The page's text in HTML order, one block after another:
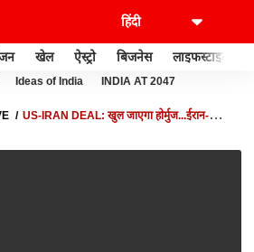
खेल ऐस्ट्रो बिजनेस लाइफस्टाइल
Ideas of India INDIA AT 2047
US-IRAN DEAL: खुल जाएगा होर्मुज...ईरान-